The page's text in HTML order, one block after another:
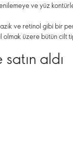
ve yüz
ve retinol gibi bir
olmak üzere bütün cilt
aldı